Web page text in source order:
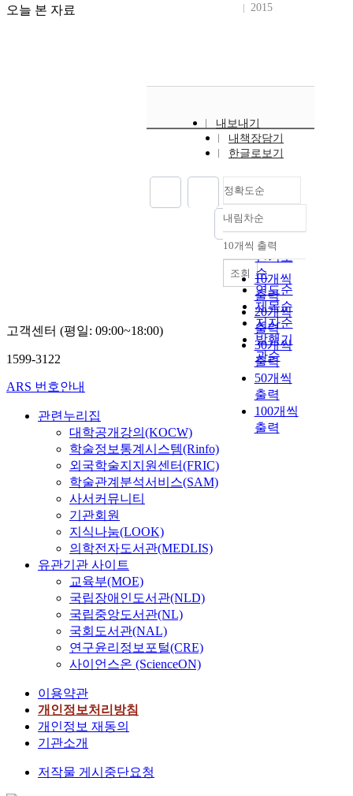
오늘 본 자료
2015
내보내기
내책장담기
한글로보기
정확도순
정확도
순
인기도
순
연도순
제목순
저자순
발행기
관순
내림차순
내림차순
10개씩 출력
10개씩
출력
20개씩
출력
30개씩
출력
50개씩
출력
100개씩
출력
조회
고객센터 (평일: 09:00~18:00)
1599-3122
ARS 번호안내
관련누리집
대학공개강의(KOCW)
학술정보통계시스템(Rinfo)
외국학술지지원센터(FRIC)
학술관계분석서비스(SAM)
사서커뮤니티
기관회원
지식나눔(LOOK)
의학전자도서관(MEDLIS)
유관기관 사이트
교육부(MOE)
국립장애인도서관(NLD)
국립중앙도서관(NL)
국회도서관(NAL)
연구윤리정보포털(CRE)
사이언스온 (ScienceON)
이용약관
개인정보처리방침
개인정보 재동의
기관소개
저작물 게시중단요청